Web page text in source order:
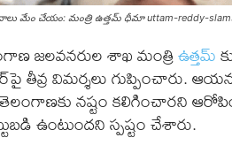
మేం చేయం: మంత్రి ఉత్తమ్ ధీమా uttam-reddy-
జలవనరుల శాఖ మంత్రిఉత్తమ్‌
తీవ్ర విమర్శలు గుప్పించారు.
నష్టం కలిగించారని
ఉంటుందని స్పష్టం చేశారు.